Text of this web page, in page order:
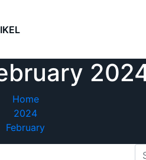
Home
2024
February